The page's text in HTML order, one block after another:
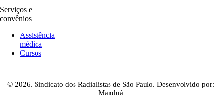
Serviços e
convênios
Assistência
médica
Cursos
© 2026. Sindicato dos Radialistas de São Paulo. Desenvolvido por:
Manduá